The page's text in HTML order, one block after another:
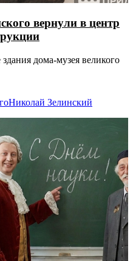
вернули в центр
дома-музея великого
Николай Зелинский